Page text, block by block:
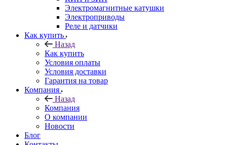
Электромагнитные катушки
Электроприводы
Реле и датчики
Как купить
Назад
Как купить
Условия оплаты
Условия доставки
Гарантия на товар
Компания
Назад
Компания
О компании
Новости
Блог